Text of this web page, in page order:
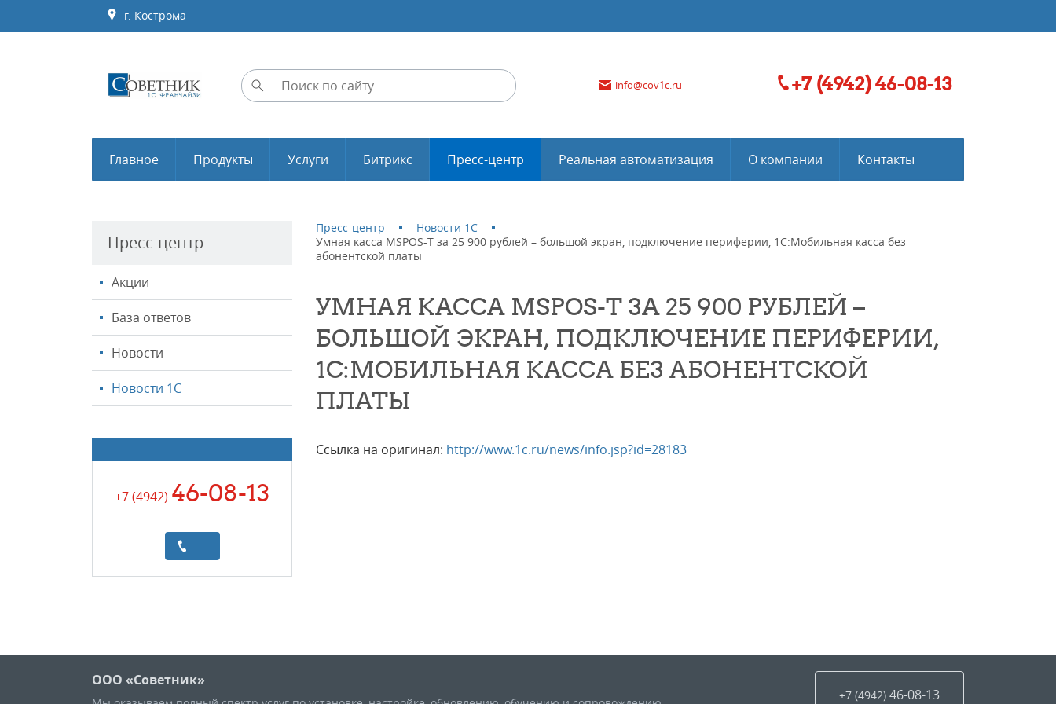
г. Кострома
info@cov1c.ru +7 (4942) 46-08-13
Главное Продукты Услуги Битрикс Пресс-центр Реальная автоматизация О компании Контакты
Пресс-центр
Акции
База ответов
Новости
Новости 1С
+7 (4942) 46-08-13
Пресс-центр
Новости 1С
Умная касса MSPOS-Т за 25 900 рублей – большой экран, подключение периферии, 1C:Мобильная касса без
абонентской платы
УМНАЯ КАССА MSPOS-Т ЗА 25 900 РУБЛЕЙ –
БОЛЬШОЙ ЭКРАН, ПОДКЛЮЧЕНИЕ ПЕРИФЕРИИ,
1C:МОБИЛЬНАЯ КАССА БЕЗ АБОНЕНТСКОЙ
ПЛАТЫ
Ссылка на оригинал: http://www.1c.ru/news/info.jsp?id=28183
ООО «Советник»
+7 (4942) 46-08-13